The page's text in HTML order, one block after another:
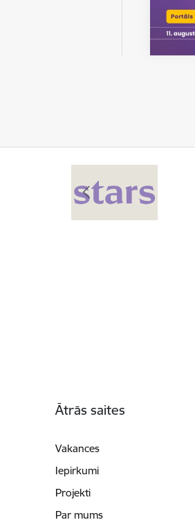
Ātrās saites
Vakances
Iepirkumi
Projekti
Par mums